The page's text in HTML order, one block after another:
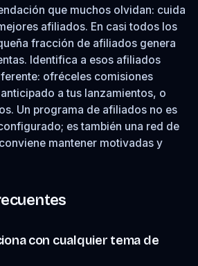
que muchos olvidan: cuida
afiliados. En casi todos los
fracción de afiliados genera
Identifica a esos afiliados
ofréceles comisiones
a tus lanzamientos, o
Un programa de afiliados no es
es también una red de
mantener motivadas y
con cualquier tema de